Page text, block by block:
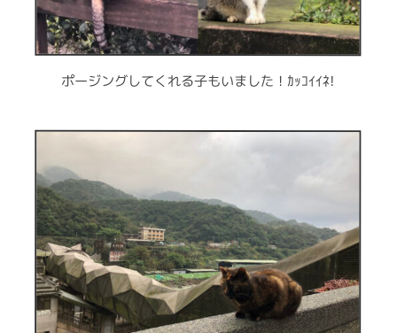
ポージングしてくれる子もいました！ｶｯｺｲｲﾈ!